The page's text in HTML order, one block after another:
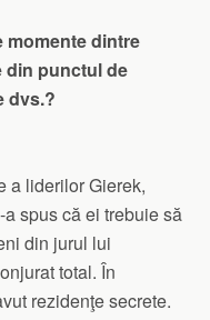
momente dintre
din punctul de
dvs.?
a liderilor Gierek,
spus că ei trebuie să
din jurul lui
total. În
rezidenţe secrete.